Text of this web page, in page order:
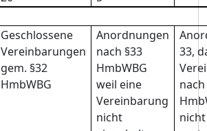
Geschlossene
Vereinbarungen
gem. §32
HmbWBG
Anordnungen
nach §33
HmbWBG
weil eine
Vereinbarung
nicht
33,
nach
nicht